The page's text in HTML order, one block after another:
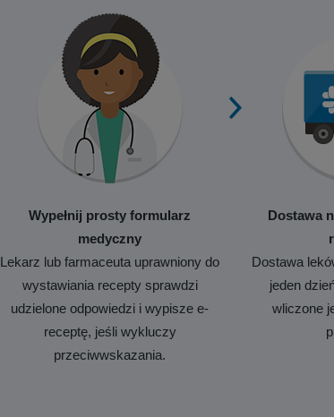
Wypełnij prosty formularz
medyczny
Lekarz lub farmaceuta uprawniony do
wystawiania recepty sprawdzi
udzielone odpowiedzi i wypisze e-
receptę, jeśli wykluczy
przeciwwskazania.
Dostawa
Dostawa
jeden
wliczone